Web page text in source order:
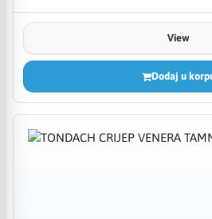
View
Dodaj u